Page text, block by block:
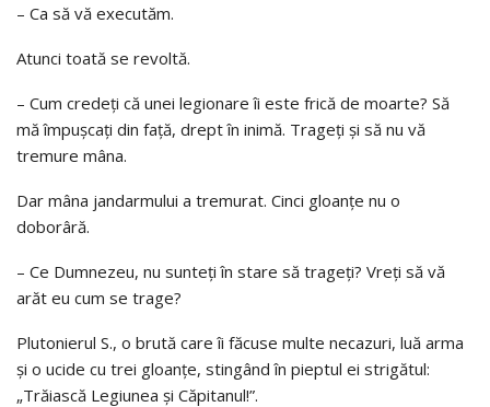
– Ca să vă executăm.
Atunci toată se revoltă.
– Cum credeţi că unei legionare îi este frică de moarte? Să
mă împuşcaţi din faţă, drept în inimă. Trageţi şi să nu vă
tremure mâna.
Dar mâna jandarmului a tremurat. Cinci gloanţe nu o
doborâră.
– Ce Dumnezeu, nu sunteţi în stare să trageţi? Vreţi să vă
arăt eu cum se trage?
Plutonierul S., o brută care îi făcuse multe necazuri, luă arma
şi o ucide cu trei gloanţe, stingând în pieptul ei strigătul:
„Trăiască Legiunea şi Căpitanul!”.